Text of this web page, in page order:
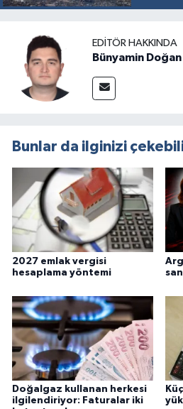
EDITÖR HAKKINDA
Bünyamin Doğan
Bunlar da ilginizi
2027 emlak vergisi
hesaplama yöntemi
Doğalgaz kullanan herkesi
ilgilendiriyor: Faturalar iki